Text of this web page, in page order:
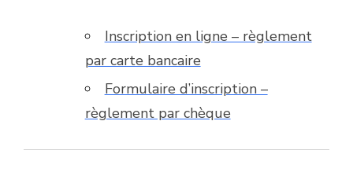
Inscription en ligne – règlement
par carte bancaire
Formulaire d’inscription –
règlement par chèque